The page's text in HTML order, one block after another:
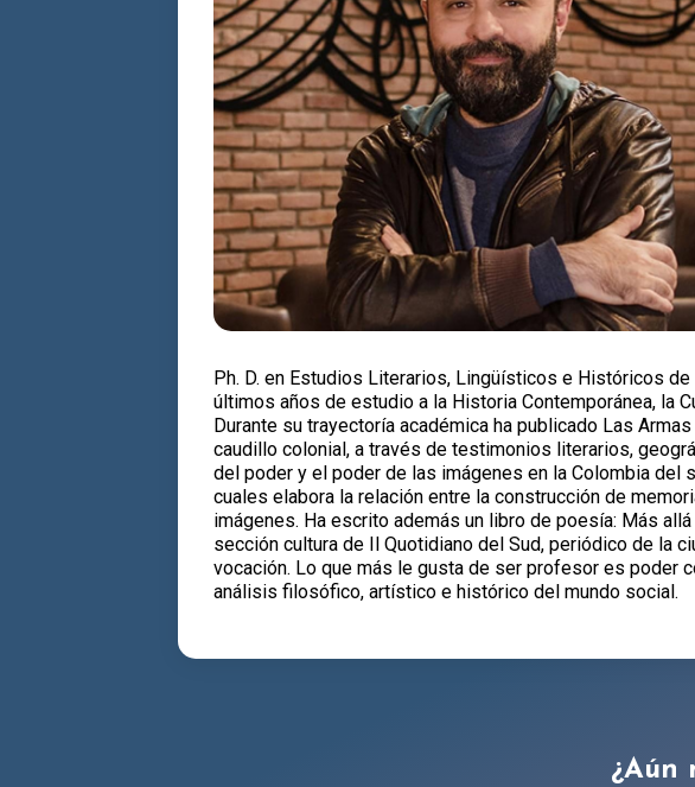
Ph. D. en Estudios Literarios, Lingüísticos e Históricos
últimos años de estudio a la Historia Contemporánea, la
Durante su trayectoría académica ha publicado Las
caudillo colonial, a través de testimonios literarios,
del poder y el poder de las imágenes en la Colombia del
cuales elabora la relación entre la construcción de
imágenes. Ha escrito además un libro de poesía: Más
sección cultura de Il Quotidiano del Sud, periódico de la
vocación. Lo que más le gusta de ser profesor es poder
análisis filosófico, artístico e histórico del mundo social.
¿Aún